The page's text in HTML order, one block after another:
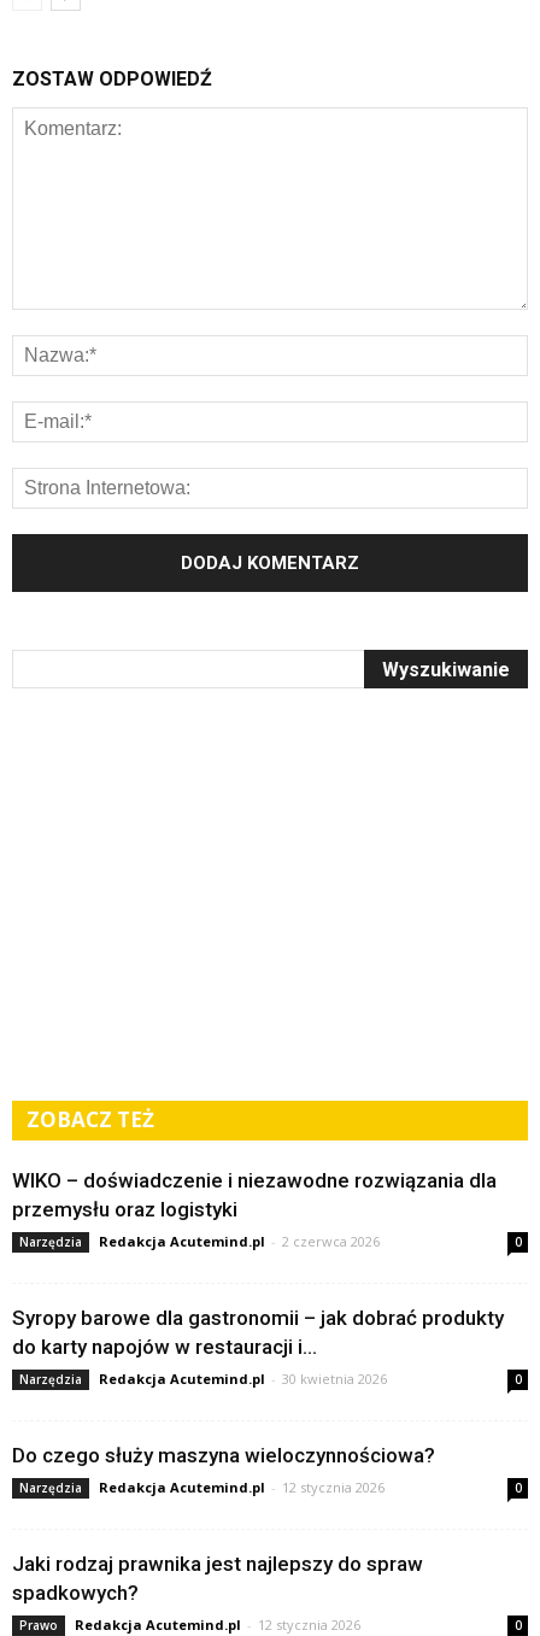
ZOSTAW ODPOWIEDŹ
ZOBACZ TEŻ
WIKO – doświadczenie i niezawodne rozwiązania dla
przemysłu oraz logistyki
Narzędzia Redakcja Acutemind.pl - 2 czerwca 2026 0
Syropy barowe dla gastronomii – jak dobrać produkty
do karty napojów w restauracji i...
Narzędzia Redakcja Acutemind.pl - 30 kwietnia 2026 0
Do czego służy maszyna wieloczynnościowa?
Narzędzia Redakcja Acutemind.pl - 12 stycznia 2026 0
Jaki rodzaj prawnika jest najlepszy do spraw
spadkowych?
Prawo Redakcja Acutemind.pl - 12 stycznia 2026 0